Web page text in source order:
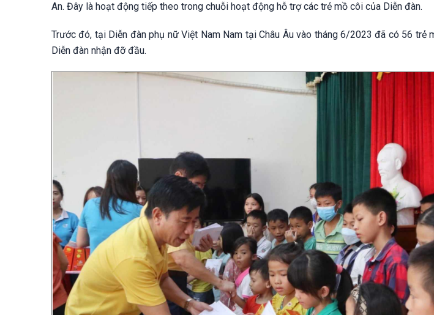
An. Đây là hoạt động tiếp theo trong chuỗi hoạt động hỗ trợ các trẻ mồ côi của Diễn đàn.
Trước đó, tại Diễn đàn phụ nữ Việt Nam Nam tại Châu Âu vào tháng 6/2023 đã có 56
Diễn đàn nhận đỡ đầu.